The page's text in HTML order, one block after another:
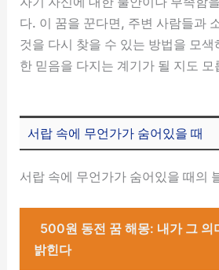
다. 이 꿈을 꾼다면, 주변 사람들과
것을 다시 찾을 수 있는 방법을 모
한 믿음을 다지는 계기가 될 지도 모
서랍 속에 무언가가 숨어있을 때
서랍 속에 무언가가 숨어있을 때의
500원 동전 꿈 해몽: 내가 그 의
밝힌다